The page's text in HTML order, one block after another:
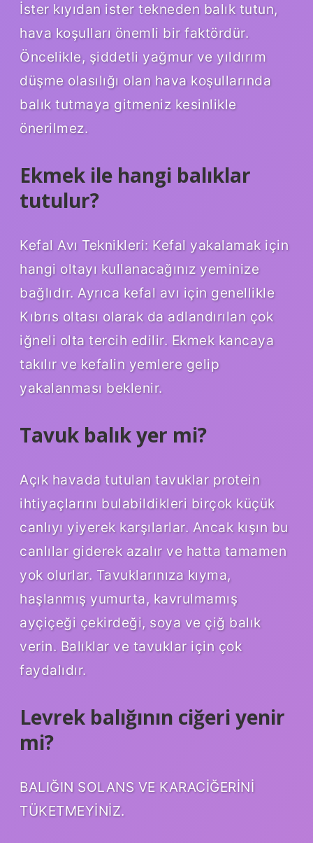
İster kıyıdan ister tekneden balık tutun,
hava koşulları önemli bir faktördür.
Öncelikle, şiddetli yağmur ve yıldırım
düşme olasılığı olan hava koşullarında
balık tutmaya gitmeniz kesinlikle
önerilmez.
Ekmek ile hangi balıklar
tutulur?
Kefal Avı Teknikleri: Kefal yakalamak için
hangi oltayı kullanacağınız yeminize
bağlıdır. Ayrıca kefal avı için genellikle
Kıbrıs oltası olarak da adlandırılan çok
iğneli olta tercih edilir. Ekmek kancaya
takılır ve kefalin yemlere gelip
yakalanması beklenir.
Tavuk balık yer mi?
Açık havada tutulan tavuklar protein
ihtiyaçlarını bulabildikleri birçok küçük
canlıyı yiyerek karşılarlar. Ancak kışın bu
canlılar giderek azalır ve hatta tamamen
yok olurlar. Tavuklarınıza kıyma,
haşlanmış yumurta, kavrulmamış
ayçiçeği çekirdeği, soya ve çiğ balık
verin. Balıklar ve tavuklar için çok
faydalıdır.
Levrek balığının ciğeri yenir
mi?
BALIĞIN SOLANS VE KARACİĞERİNİ
TÜKETMEYİNİZ.